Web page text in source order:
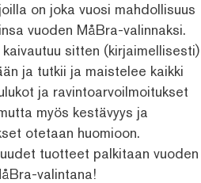
on joka vuosi mahdollisuus
vuoden MåBra-valinnaksi.
sitten (kirjaimellisesti)
ja tutkii ja maistelee kaikki
ja ravintoarvoilmoitukset
myös kestävyys ja
otetaan huomioon.
tuotteet palkitaan vuoden
valintana!